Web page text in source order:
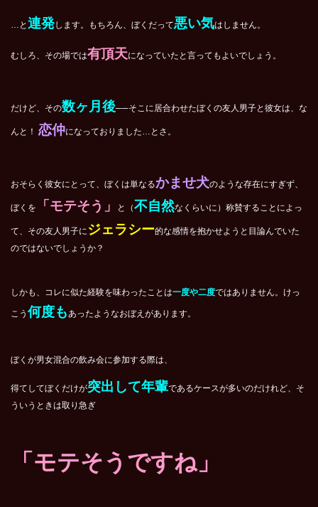
…と連発します。もちろん、ぼくだって悪い気はしません。
むしろ、その場では有頂天になっていたと言ってもよいでしょう。
だけど、その数ヶ月後──そこに居合わせたぼくの友人男子と彼女は、な
んと！ 恋仲になっておりました…とさ。
おそらく彼女にとって、ぼくは単なるかませ犬のような存在にすぎず、
ぼくを 「モテそう」 と（不自然なくらいに）称賛することによっ
て、その友人男子に ジェラシー的な感情を抱かせようと目論んでいた
のではないでしょうか？
しかも、コレに似た経験を味わったことは一度や二度ではありません。けっ
こう 何度もあったようなおぼえがあります。
ぼくが男女混合の飲み会に参加する際は、
得てしてぼくだけが突出して年輩であるケースが多いのだけれど、そ
ういうときは取り急ぎ
「モテそうですね」